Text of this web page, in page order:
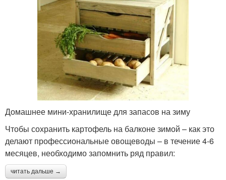
Домашнее мини-хранилище для запасов на зиму
Чтобы сохранить картофель на балконе зимой – как это
делают профессиональные овощеводы – в течение 4-6
месяцев, необходимо запомнить ряд правил:
читать дальше →